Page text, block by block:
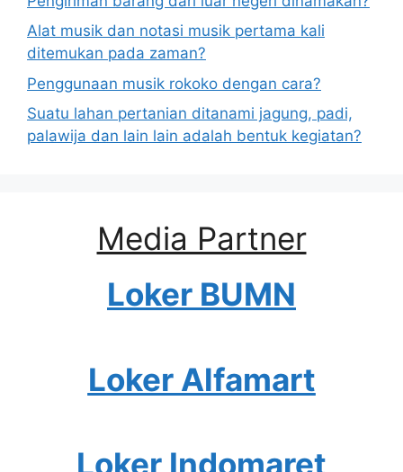
Alat musik dan notasi musik pertama kali
ditemukan pada zaman?
Penggunaan musik rokoko dengan cara?
Suatu lahan pertanian ditanami jagung, padi,
palawija dan lain lain adalah bentuk kegiatan?
Media Partner
Loker BUMN
Loker Alfamart
Loker Indomaret